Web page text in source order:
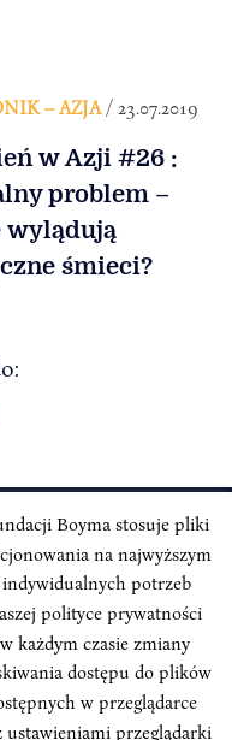
– AZJA/ 23.07.2019
w Azji #26 :
problem –
wylądują
śmieci?
Century
5, 00-027 Warszawa
Boyma stosuje pliki
na najwyższym
potrzeb
polityce prywatności
każdym czasie zmiany
dostępu do plików
w przeglądarce
przeglądarki